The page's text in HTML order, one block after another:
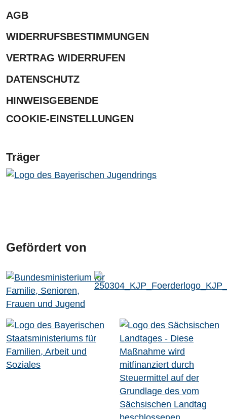
AGB
WIDERRUFSBESTIMMUNGEN
VERTRAG WIDERRUFEN
DATENSCHUTZ
HINWEISGEBENDE
COOKIE-EINSTELLUNGEN
Träger
Gefördert von